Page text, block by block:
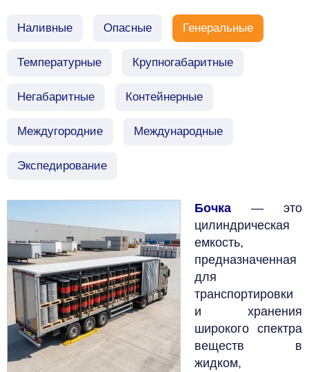
Наливные Опасные Генеральные
Температурные Крупногабаритные
Негабаритные Контейнерные
Междугородние Международные
Экспедирование
Бочка — это
цилиндрическая
емкость,
предназначенная
для
транспортировки
и хранения
широкого спектра
веществ в
жидком,